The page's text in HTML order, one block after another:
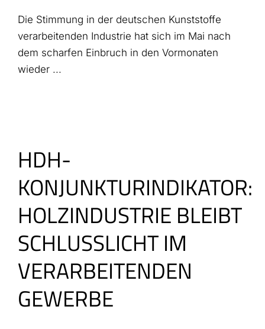
Die Stimmung in der deutschen Kunststoffe
verarbeitenden Industrie hat sich im Mai nach
dem scharfen Einbruch in den Vormonaten
wieder ...
HDH-
KONJUNKTURINDIKATOR:
HOLZINDUSTRIE BLEIBT
SCHLUSSLICHT IM
VERARBEITENDEN
GEWERBE